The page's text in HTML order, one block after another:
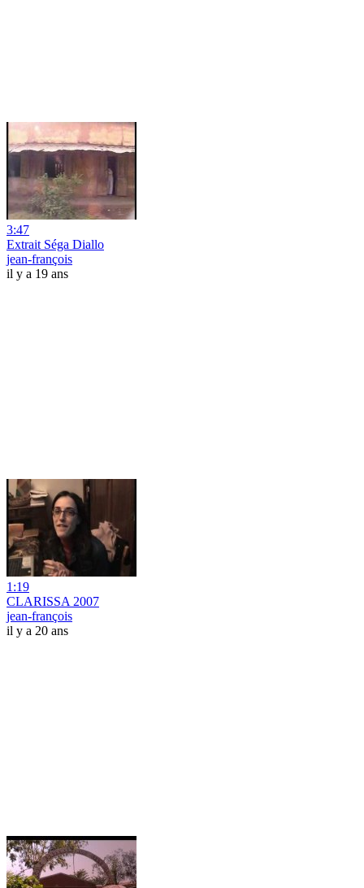
3:47
Extrait Séga Diallo
jean-françois
il y a 19 ans
1:19
CLARISSA 2007
jean-françois
il y a 20 ans